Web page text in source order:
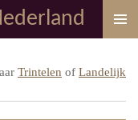
Trintelen of Landelijk